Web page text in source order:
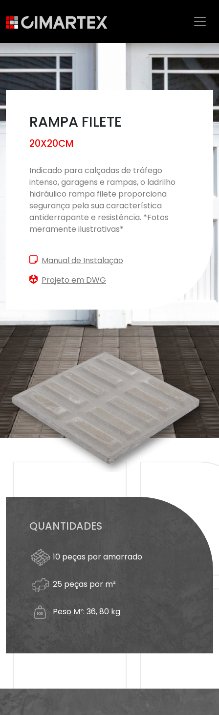
RAMPA FILETE
20X20CM
Indicado para calçadas de tráfego
intenso, garagens e rampas, o ladrilho
hidráulico rampa filete proporciona
segurança pela sua característica
antiderrapante e resistência. *Fotos
meramente ilustrativas*
Manual de Instalação
Projeto em DWG
QUANTIDADES
10 peças por amarrado
25 peças por m²
Peso M²: 36, 80 kg